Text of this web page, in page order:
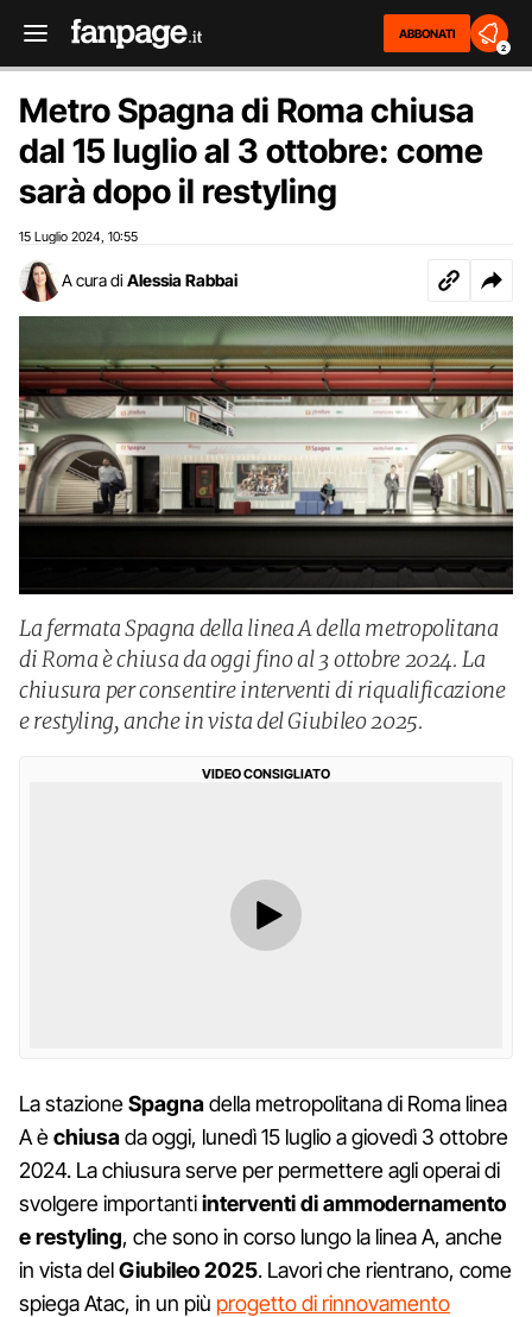
ABBONATI
2
Metro Spagna di Roma chiusa
dal 15 luglio al 3 ottobre: come
sarà dopo il restyling
15 Luglio 2024 10:55
A cura di Alessia Rabbai
La fermata Spagna della linea A della metropolitana
di Roma è chiusa da oggi fino al 3 ottobre 2024. La
chiusura per consentire interventi di riqualificazione
e restyling, anche in vista del Giubileo 2025.
VIDEO CONSIGLIATO
La stazioneSpagnadella metropolitana di Roma linea
A èchiusada oggi, lunedì 15 luglio a giovedì 3 ottobre
2024. La chiusura serve per permettere agli operai di
svolgere importantiinterventi di ammodernamento
e restyling, che sono in corso lungo la linea A, anche
in vista delGiubileo 2025. Lavori che rientrano, come
spiega Atac, in un più progetto di rinnovamento